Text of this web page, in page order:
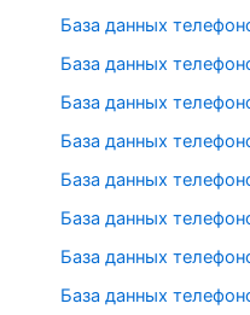
База данных
База данных
База данных
База данных
База данных
База данных
База данных
База данных